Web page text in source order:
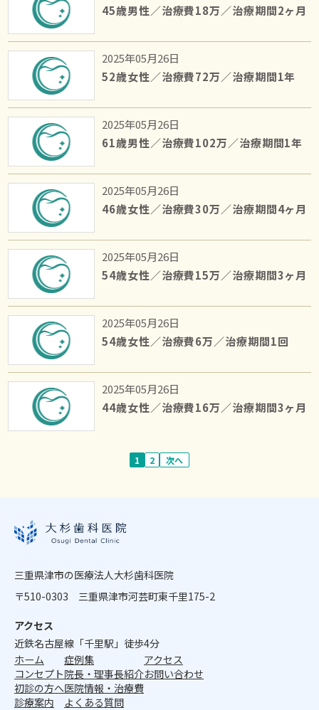
45歳男性／治療費18万／治療期間2ヶ月
2025年05月26日
52歳女性／治療費72万／治療期間1年
2025年05月26日
61歳男性／治療費102万／治療期間1年
2025年05月26日
46歳女性／治療費30万／治療期間4ヶ月
2025年05月26日
54歳女性／治療費15万／治療期間3ヶ月
2025年05月26日
54歳女性／治療費6万／治療期間1回
2025年05月26日
44歳女性／治療費16万／治療期間3ヶ月
ペ
ー
ジ
送
り
1 2 次へ
三重県津市の医療法人大杉歯科医院
〒510-0303 三重県津市河芸町東千里175-2
アクセス
近鉄名古屋線「千里駅」徒歩4分
ホーム
コンセプト
初診の方へ
診療案内
症例集
院長・理事長紹介
医院情報・治療費
よくある質問
アクセス
お問い合わせ